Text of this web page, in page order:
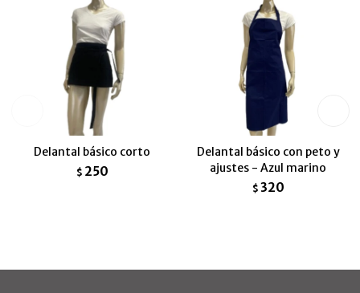
Delantal básico corto
$ 250
Delantal básico con peto y
ajustes - Azul marino
$ 320